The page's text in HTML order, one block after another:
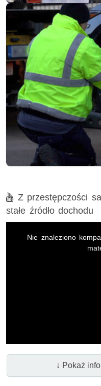
Film
Z przestępczości
stałe źródło dochodu
Nie znaleziono
↓ Pokaż